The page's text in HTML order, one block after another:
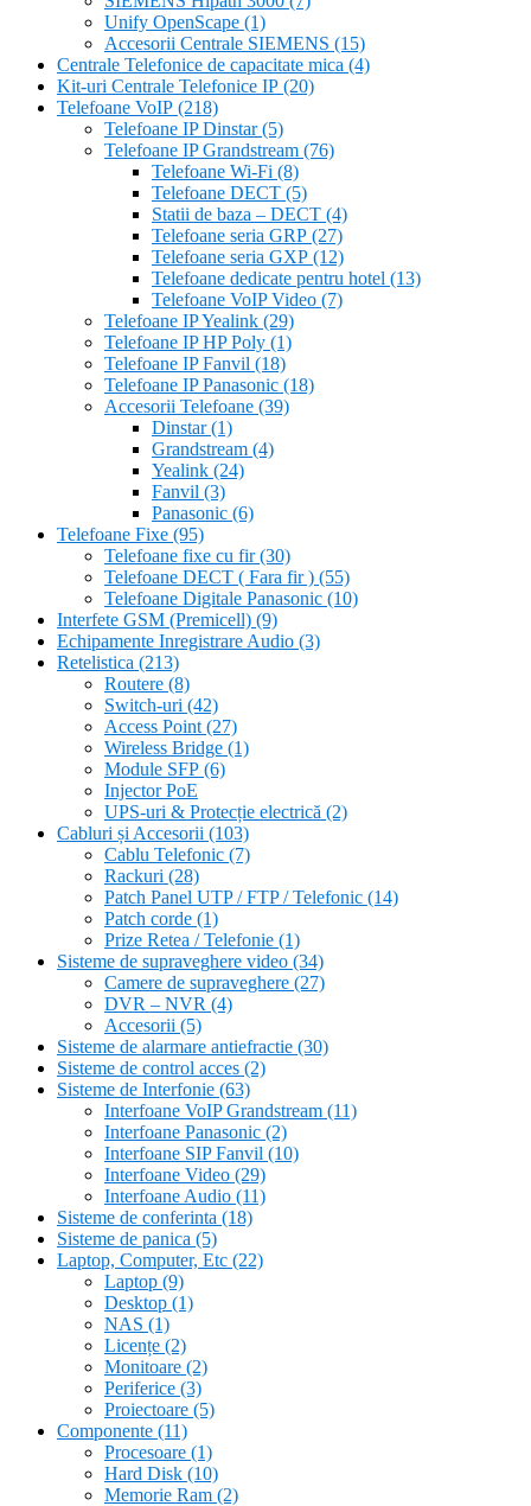
Unify OpenScape (1)
Accesorii Centrale SIEMENS (15)
Centrale Telefonice de capacitate mica (4)
Kit-uri Centrale Telefonice IP (20)
Telefoane VoIP (218)
Telefoane IP Dinstar(5)
Telefoane IP Grandstream (76)
Telefoane Wi-Fi (8)
Telefoane DECT (5)
Statii de baza – DECT (4)
Telefoane seria GRP (27)
Telefoane seria GXP (12)
Telefoane dedicate pentru hotel (13)
Telefoane VoIP Video (7)
Telefoane IP Yealink (29)
Telefoane IP HP Poly (1)
Telefoane IP Fanvil (18)
Telefoane IP Panasonic (18)
Accesorii Telefoane (39)
Dinstar(1)
Grandstream (4)
Yealink (24)
Fanvil (3)
Panasonic (6)
Telefoane Fixe (95)
Telefoane fixe cu fir(30)
Telefoane DECT ( Fara fir ) (55)
Telefoane Digitale Panasonic (10)
Interfete GSM (Premicell) (9)
Echipamente Inregistrare Audio (3)
Retelistica (213)
Routere (8)
Switch-uri (42)
Access Point (27)
Wireless Bridge (1)
Module SFP (6)
Injector PoE
UPS-uri & Protecție electrică (2)
Cabluri și Accesorii (103)
Cablu Telefonic (7)
Rackuri (28)
Patch Panel UTP / FTP / Telefonic (14)
Patch corde (1)
Prize Retea / Telefonie (1)
Sisteme de supraveghere video (34)
Camere de supraveghere (27)
DVR – NVR (4)
Accesorii (5)
Sisteme de alarmare antiefractie (30)
Sisteme de control acces (2)
Sisteme de Interfonie (63)
Interfoane VoIP Grandstream (11)
Interfoane Panasonic (2)
Interfoane SIP Fanvil (10)
Interfoane Video (29)
Interfoane Audio (11)
Sisteme de conferinta (18)
Sisteme de panica (5)
Laptop, Computer, Etc (22)
Laptop (9)
Desktop (1)
NAS (1)
Licențe (2)
Monitoare (2)
Periferice (3)
Proiectoare (5)
Componente (11)
Procesoare (1)
Hard Disk (10)
Memorie Ram (2)